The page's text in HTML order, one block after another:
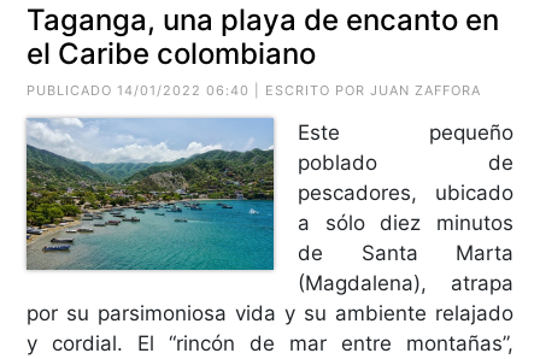
Taganga, una playa de encanto en
el Caribe colombiano
PUBLICADO 14/01/2022 06:40 | ESCRITO POR JUAN ZAFFORA
Este pequeño
poblado de
pescadores, ubicado
a sólo diez minutos
de Santa Marta
(Magdalena), atrapa
por su parsimoniosa vida y su ambiente relajado
y cordial. El “rincón de mar entre montañas”,